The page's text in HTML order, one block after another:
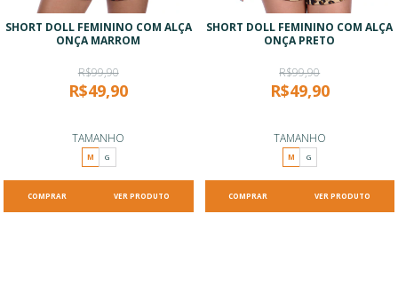
SHORT DOLL FEMININO COM ALÇA
ONÇA MARROM
R$99,90
R$49,90
TAMANHO
M G
VER PRODUTO
SHORT DOLL FEMININO COM ALÇA
ONÇA PRETO
R$99,90
R$49,90
TAMANHO
M G
VER PRODUTO